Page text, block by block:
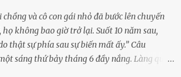
chuyện kinh...
chồng và cô con gái nhỏ đã bước lên chuyến
không bao giờ trở lại. Suốt 10 năm sau,
thật sự phía sau sự biến mất ấy.” Câu
sáng thứ bảy tháng 6 đầy nắng. Làng quê